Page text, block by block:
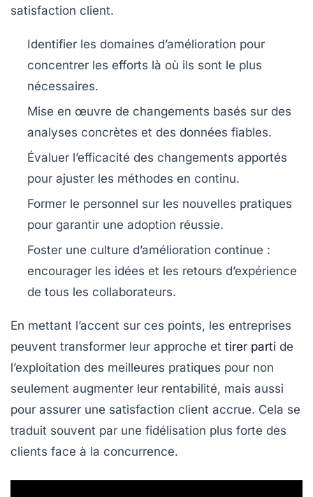
satisfaction client.
Identifier les domaines d’amélioration pour
concentrer les efforts là où ils sont le plus
nécessaires.
Mise en œuvre de changements basés sur des
analyses concrètes et des données fiables.
Évaluer l’efficacité des changements apportés
pour ajuster les méthodes en continu.
Former le personnel sur les nouvelles pratiques
pour garantir une adoption réussie.
Foster une culture d’amélioration continue :
encourager les idées et les retours d’expérience
de tous les collaborateurs.
En mettant l’accent sur ces points, les entreprises
peuvent transformer leur approche et tirer parti de
l’exploitation des meilleures pratiques pour non
seulement augmenter leur rentabilité, mais aussi
pour assurer une satisfaction client accrue. Cela se
traduit souvent par une fidélisation plus forte des
clients face à la concurrence.